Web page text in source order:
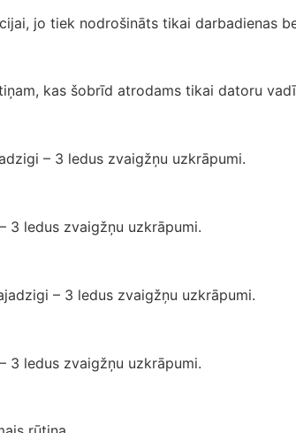
jo tiek nodrošināts tikai darbadienas
kas šobrīd atrodams tikai datoru
– 3 ledus zvaigžņu uzkrāpumi.
3 ledus zvaigžņu uzkrāpumi.
– 3 ledus zvaigžņu uzkrāpumi.
3 ledus zvaigžņu uzkrāpumi.